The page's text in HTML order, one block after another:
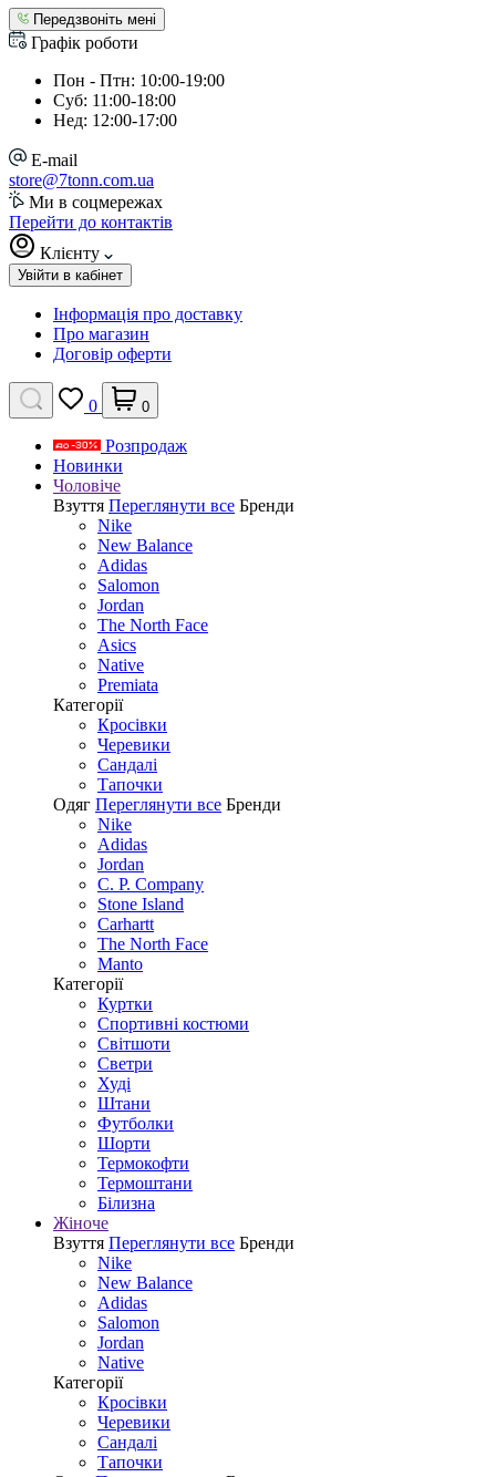
Передзвоніть мені
Графік роботи
Пон - Птн: 10:00-19:00
Суб: 11:00-18:00
Нед: 12:00-17:00
E-mail
store@7tonn.com.ua
Ми в соцмережах
Перейти до контактів
Клієнту
Увійти в кабінет
Інформація про доставку
Про магазин
Договір оферти
0 0
Розпродаж
Новинки
Чоловіче
Взуття Переглянути все Бренди
Nike
New Balance
Adidas
Salomon
Jordan
The North Face
Asics
Native
Premiata
Категорії
Кросівки
Черевики
Сандалі
Tапочки
Одяг Переглянути все Бренди
Nike
Adidas
Jordan
C. P. Company
Stone Island
Carhartt
The North Face
Manto
Категорії
Куртки
Спортивні костюми
Світшоти
Светри
Худі
Штани
Футболки
Шорти
Термокофти
Термоштани
Білизна
Жіноче
Взуття Переглянути все Бренди
Nike
New Balance
Adidas
Salomon
Jordan
Native
Категорії
Кросівки
Черевики
Сандалі
Tапочки